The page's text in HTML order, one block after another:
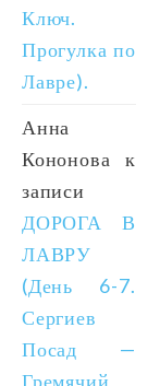
Ключ.
Прогулка по
Лавре).
Анна
Кононова к
записи
ДОРОГА В
ЛАВРУ
(День 6-7.
Сергиев
Посад —
Гремячий